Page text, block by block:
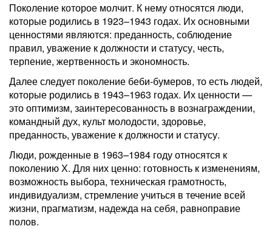
Поколение которое молчит. К нему относятся люди,
которые родились в 1923–1943 годах. Их основными
ценностями являются: преданность, соблюдение
правил, уважение к должности и статусу, честь,
терпение, жертвенность и экономность.
Далее следует поколение беби-бумеров, то есть людей,
которые родились в 1943–1963 годах. Их ценности —
это оптимизм, заинтересованность в вознаграждении,
командный дух, культ молодости, здоровье,
преданность, уважение к должности и статусу.
Люди, рожденные в 1963–1984 году относятся к
поколению Х. Для них ценно: готовность к изменениям,
возможность выбора, техническая грамотность,
индивидуализм, стремление учиться в течение всей
жизни, прагматизм, надежда на себя, равноправие
полов.